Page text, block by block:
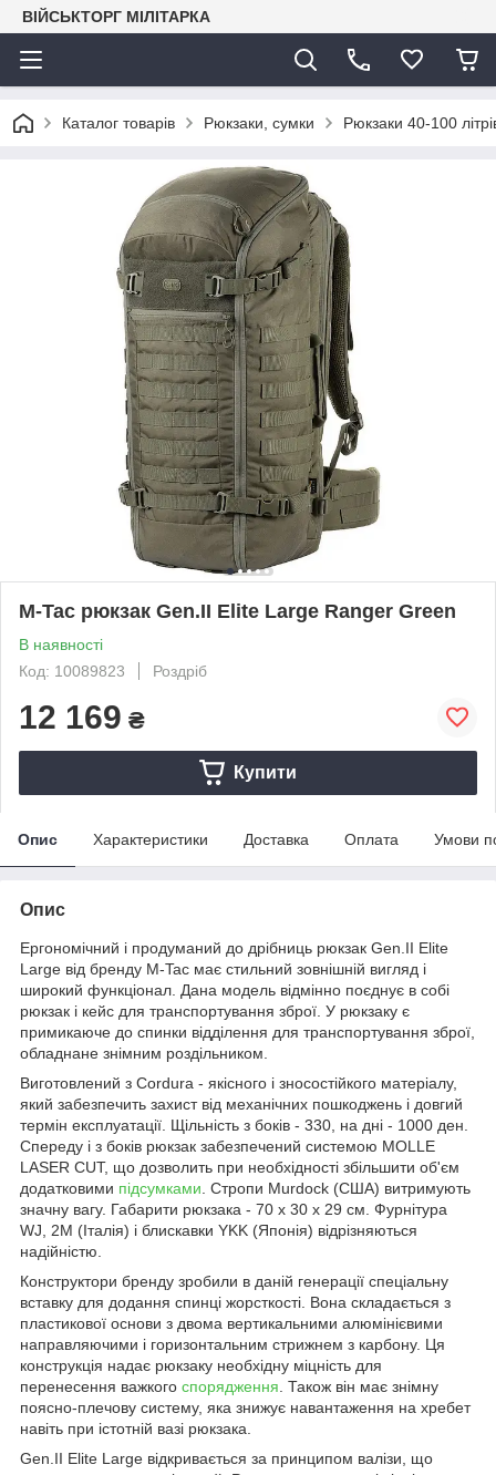
ВІЙСЬКТОРГ МІЛІТАРКА
Каталог товарів Рюкзаки, сумки Рюкзаки 40-100
M-Tac рюкзак Gen.II Elite Large Ranger Green
В наявності
Код: 10089823
Роздріб
12 169 ₴
Купити
Опис Характеристики Доставка Оплата Умови
Опис
Ергономічний і продуманий до дрібниць рюкзак Gen.II Elite
Large від бренду M-Tac має стильний зовнішній вигляд і
широкий функціонал. Дана модель відмінно поєднує в собі
рюкзак і кейс для транспортування зброї. У рюкзаку є
примикаюче до спинки відділення для транспортування зброї,
обладнане знімним роздільником.
Виготовлений з Cordura - якісного і зносостійкого матеріалу,
який забезпечить захист від механічних пошкоджень і довгий
термін експлуатації. Щільність з боків - 330, на дні - 1000 ден.
Спереду і з боків рюкзак забезпечений системою MOLLE
LASER CUT, що дозволить при необхідності збільшити об'єм
додатковими підсумками . Стропи Murdock (США) витримують
значну вагу. Габарити рюкзака - 70 х 30 х 29 см. Фурнітура
WJ, 2M (Італія) і блискавки YKK (Японія) відрізняються
надійністю.
Конструктори бренду зробили в даній генерації спеціальну
вставку для додання спинці жорсткості. Вона складається з
пластикової основи з двома вертикальними алюмінієвими
направляючими і горизонтальним стрижнем з карбону. Ця
конструкція надає рюкзаку необхідну міцність для
перенесення важкого спорядження . Також він має знімну
поясно-плечову систему, яка знижує навантаження на хребет
навіть при істотній вазі рюкзака.
Gen.II Elite Large відкривається за принципом валізи, що